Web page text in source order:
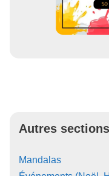
Autres
Mandalas